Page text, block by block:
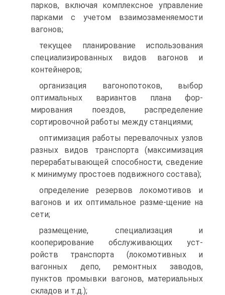
парков, включая комплексное управление
парками с учетом взаимозаменяемости
вагонов;
текущее планирование использования
специализированных видов вагонов и
контейнеров;
организация вагонопотоков, выбор
оптимальных вариантов плана фор-
мирования поездов, распределение
сортировочной работы между станциями;
оптимизация работы перевалочных узлов
разных видов транспорта (максимизация
перерабатывающей способности, сведение
к минимуму простоев подвижного состава);
определение резервов локомотивов и
вагонов и их оптимальное разме-щение на
сети;
размещение, специализация и
кооперирование обслуживающих уст-
ройств транспорта (локомотивных и
вагонных депо, ремонтных заводов,
пунктов промывки вагонов, материальных
складов и т.д.);